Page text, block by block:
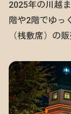
2025年の川越
階や2階でゆっ
（桟敷席）の